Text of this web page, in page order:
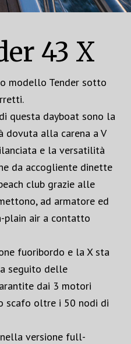
43 X
modello Tender sotto
questa dayboat sono la
dovuta alla carena a V
e la versatilità
da accogliente dinette
club grazie alle
ad armatore ed
plain air a contatto
fuoribordo e la X sta
a seguito delle
dai 3 motori
scafo oltre i 50 nodi di
versione full-